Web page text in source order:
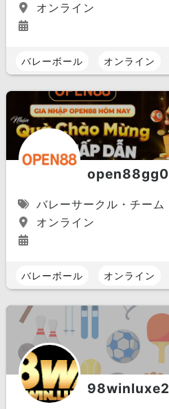
オンライン
バレーボール オンライン
open88gg0
バレーサークル・チーム
オンライン
バレーボール オンライン
98winluxe2